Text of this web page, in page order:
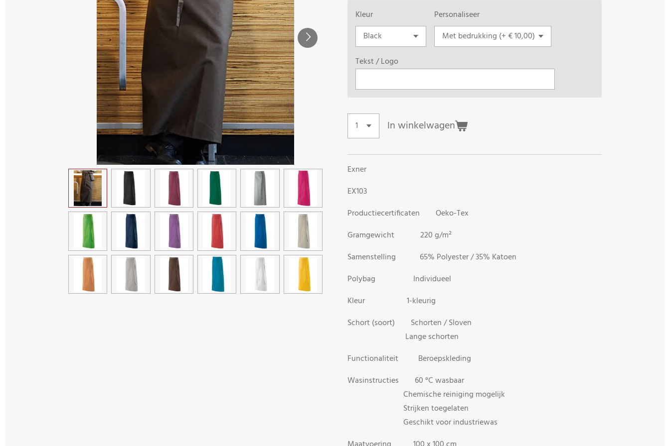
Kleur Personaliseer
Tekst / Logo
In winkelwagen
Exner
EX103
Productiecertificaten Oeko-Tex
Gramgewicht 220 g/m²
Samenstelling 65% Polyester / 35% Katoen
Polybag Individueel
Kleur 1-kleurig
Schort (soort) Schorten / Sloven
Lange schorten
Functionaliteit Beroepskleding
Wasinstructies 60 °C wasbaar
Chemische reiniging mogelijk
Strijken toegelaten
Geschikt voor industriewas